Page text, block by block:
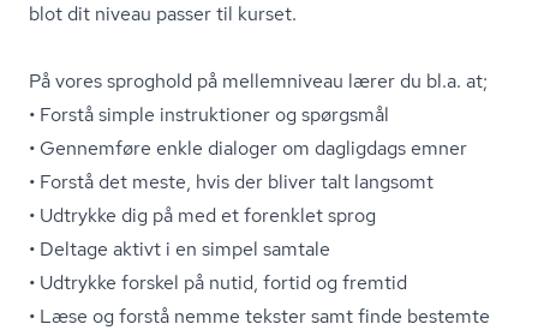
blot dit niveau passer til kurset.
På vores sproghold på mellemniveau lærer du bl.a. at;
• Forstå simple instruktioner og spørgsmål
• Gennemføre enkle dialoger om dagligdags emner
• Forstå det meste, hvis der bliver talt langsomt
• Udtrykke dig på med et forenklet sprog
• Deltage aktivt i en simpel samtale
• Udtrykke forskel på nutid, fortid og fremtid
• Læse og forstå nemme tekster samt finde bestemte